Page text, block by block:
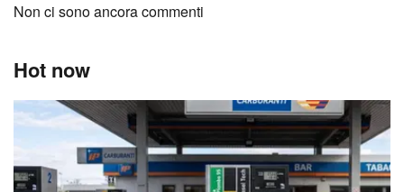
Non ci sono ancora commenti
Hot now